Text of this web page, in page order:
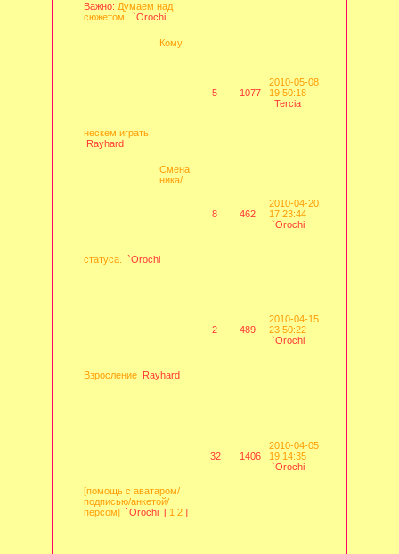
Важно: Думаем над
сюжетом.
`Orochi
Кому
нескем играть
Rayhard
5 1077
2010-05-08
19:50:18
.Tercia
Смена
ника/
статуса. `Orochi
8 462
2010-04-20
17:23:44
`Orochi
Взросление Rayhard
2 489
2010-04-15
23:50:22
`Orochi
[помощь с аватаром/
подписью/анкетой/
персом] `Orochi [ 1 2 ]
32 1406
2010-04-05
19:14:35
`Orochi